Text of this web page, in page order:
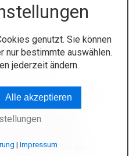
2005
Ortsgruppe sowie
für ihre
zur Tradition
Wanderfreunde auf
genutzt. Sie können
nur bestimmte auswählen.
jederzeit ändern.
Alle akzeptieren
|Impressum